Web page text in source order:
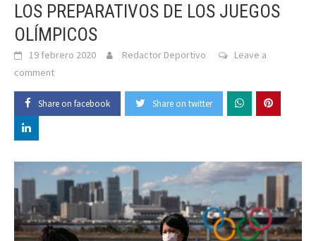
LOS PREPARATIVOS DE LOS JUEGOS
OLÍMPICOS
19 febrero 2020 Redactor Deportivo
Leave a
comment
Share on facebook Share on twitter